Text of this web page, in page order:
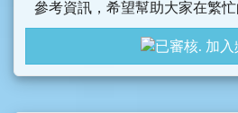
參考資訊，希望幫助大家在繁
諸佛菩薩的精神及腳步，依佛
的利益帶給身邊的親友。
加入